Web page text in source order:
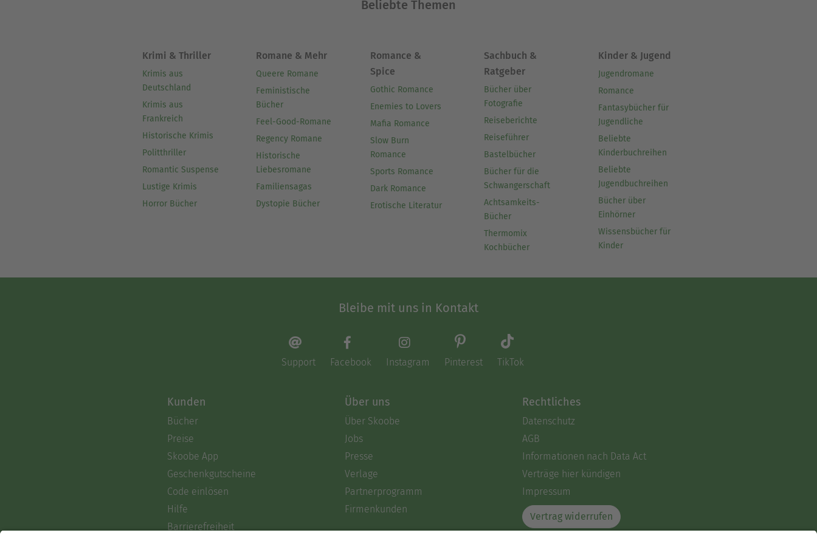
Beliebte Themen
Krimi & Thriller
Krimis aus
Deutschland
Krimis aus
Frankreich
Historische Krimis
Politthriller
Romantic Suspense
Lustige Krimis
Horror Bücher
Romane & Mehr
Queere Romane
Feministische
Bücher
Feel-Good-Romane
Regency Romane
Historische
Liebesromane
Familiensagas
Dystopie Bücher
Romance &
Spice
Gothic Romance
Enemies to Lovers
Mafia Romance
Slow Burn
Romance
Sports Romance
Dark Romance
Erotische Literatur
Sachbuch &
Ratgeber
Bücher über
Fotografie
Reiseberichte
Reiseführer
Bastelbücher
Bücher für die
Schwangerschaft
Achtsamkeits-
Bücher
Thermomix
Kochbücher
Kinder & Jugend
Jugendromane
Romance
Fantasybücher für
Jugendliche
Beliebte
Kinderbuchreihen
Beliebte
Jugendbuchreihen
Bücher über
Einhörner
Wissensbücher für
Kinder
Bleibe mit uns in Kontakt
Support Facebook Instagram Pinterest TikTok
Kunden
Bücher
Preise
Skoobe App
Geschenkgutscheine
Code einlösen
Hilfe
Barrierefreiheit
Über uns
Über Skoobe
Jobs
Presse
Verlage
Partnerprogramm
Firmenkunden
Rechtliches
Datenschutz
AGB
Informationen nach Data Act
Verträge hier kündigen
Impressum
Vertrag widerrufen